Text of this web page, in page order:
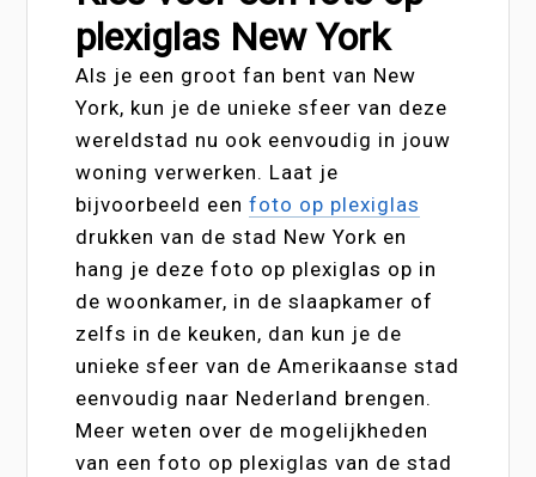
plexiglas New York
Als je een groot fan bent van New
York, kun je de unieke sfeer van deze
wereldstad nu ook eenvoudig in jouw
woning verwerken. Laat je
bijvoorbeeld eenfoto op plexiglas
drukken van de stad New York en
hang je deze foto op plexiglas op in
de woonkamer, in de slaapkamer of
zelfs in de keuken, dan kun je de
unieke sfeer van de Amerikaanse stad
eenvoudig naar Nederland brengen.
Meer weten over de mogelijkheden
van een foto op plexiglas van de stad